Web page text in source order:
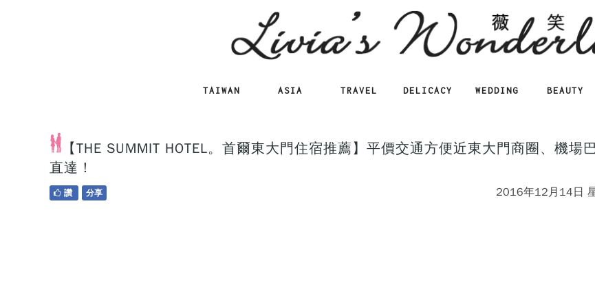
TAIWAN ASIA TRAVEL DELICACY WEDDING BEAUTY
【THE SUMMIT HOTEL。首爾東大門住宿推薦】平價交通方便近東大門商圈、機場
直達！
2016年12月14日
讚 分享